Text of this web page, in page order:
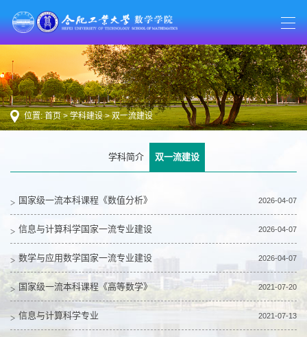
位置:首页>学科建设>双一流建设
学科简介 双一流建设
国家级一流本科课程《数值分析》 2026-04-07
信息与计算科学国家一流专业建设 2026-04-07
数学与应用数学国家一流专业建设 2026-04-07
国家级一流本科课程《高等数学》 2021-07-20
信息与计算科学专业 2021-07-13